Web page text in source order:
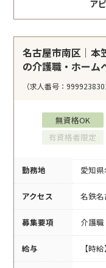
ア
名古屋市南区｜本
の介護職・ホーム
（求人番号：
無資格OK
有資格者限定
勤務地 愛知
アクセス 名鉄
募集要項 介護
給与 【時